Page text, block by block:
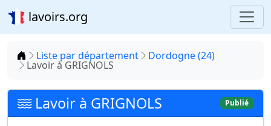
lavoirs.org
Accueil
Liste par département Dordogne (24)
Lavoir à GRIGNOLS
Lavoir à GRIGNOLS Publié